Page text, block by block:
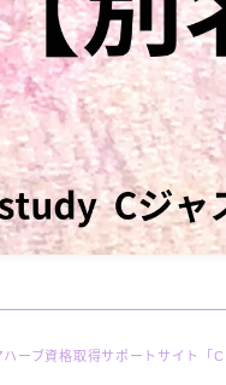
ハーブ資格取得サポートサイト「